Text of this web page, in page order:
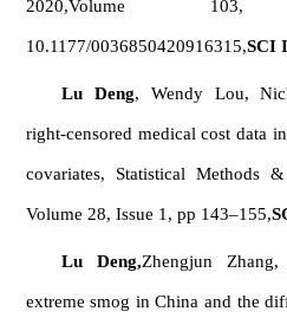
2020,Volume
10.1177/0036850420916315,SCI
Lu Deng, Wendy Lou,
right-censored medical cost data
covariates, Statistical Methods
Volume 28, Issue 1, pp 143–155,
Lu Deng,Zhengjun
extreme smog in China and the